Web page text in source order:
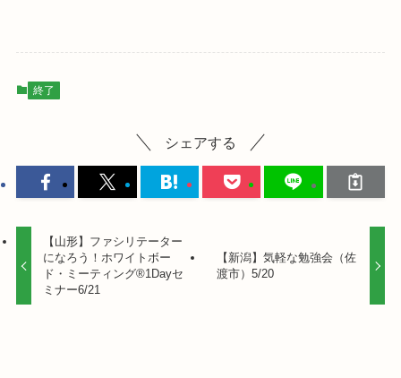
終了
シェアする
【山形】ファシリテーター
になろう！ホワイトボー
ド・ミーティング®1Dayセ
ミナー6/21
【新潟】気軽な勉強会（佐
渡市）5/20